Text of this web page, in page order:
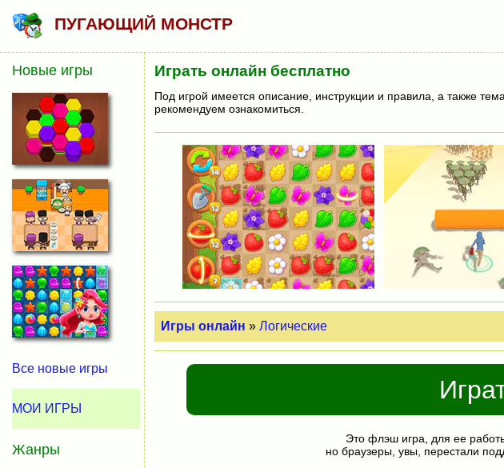
ПУГАЮЩИЙ МОНСТР
Играть онлайн бесплатно
Под игрой имеется описание, инструкции и правила, а также
рекомендуем ознакомиться.
Игры онлайн » Логические
Это флэш игра, для ее
но браузеры, увы, перестали
Новые игры
Все новые игры
МОИ ИГРЫ
Жанры